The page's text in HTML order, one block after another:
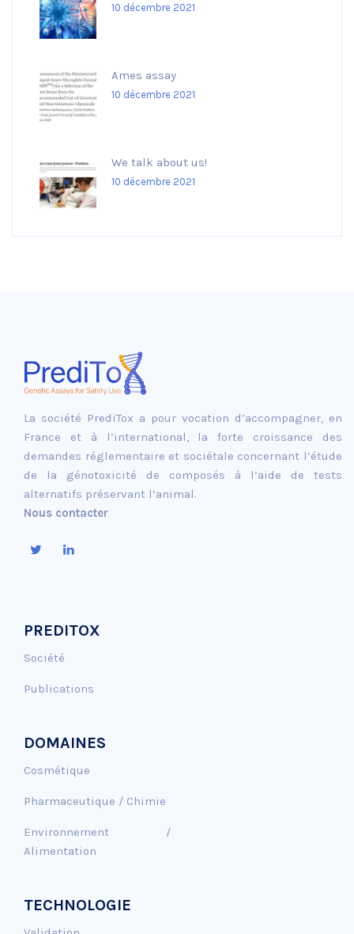
10 décembre 2021
Ames assay
10 décembre 2021
We talk about us!
10 décembre 2021
La société PrediTox a pour vocation d’accompagner, en
France et à l’international, la forte croissance des
demandes réglementaire et sociétale concernant l’étude
de la génotoxicité de composés à l’aide de tests
alternatifs préservant l’animal.
Nous contacter
PREDITOX
Société
Publications
DOMAINES
Cosmétique
Pharmaceutique / Chimie
Environnement /
Alimentation
TECHNOLOGIE